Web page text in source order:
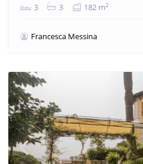
3 3 182 m2
Francesca Messina